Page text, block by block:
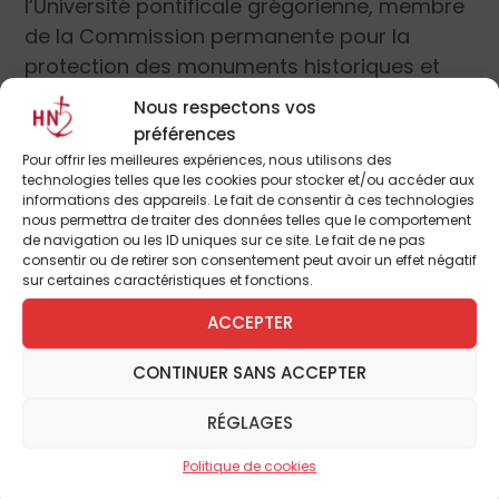
Nous respectons vos
préférences
Pour offrir les meilleures expériences, nous utilisons des
technologies telles que les cookies pour stocker et/ou accéder aux
informations des appareils. Le fait de consentir à ces technologies
nous permettra de traiter des données telles que le comportement
de navigation ou les ID uniques sur ce site. Le fait de ne pas
consentir ou de retirer son consentement peut avoir un effet négatif
sur certaines caractéristiques et fonctions.
ACCEPTER
CONTINUER SANS ACCEPTER
RÉGLAGES
Politique de cookies
l’Université pontificale grégorienne, membre
de la Commission permanente pour la
protection des monuments historiques et
artistiques du Saint-Siège et membre
effectif de l’Académie pontificale romaine
d’archéologie.
| Quelle est l’étendue de la
nécropole du Vatican ?
La nécropole est situéesous les grottes
sacréesvaticanes, au niveau de la nef
centrale de la basilique Saint-Pierre. La partie
explorée s’étend sur une longueur d’environ
70 mètres et comprend22 édifices
, édifiés au IIesiècle sur les
Pour continuer à lire cet
article